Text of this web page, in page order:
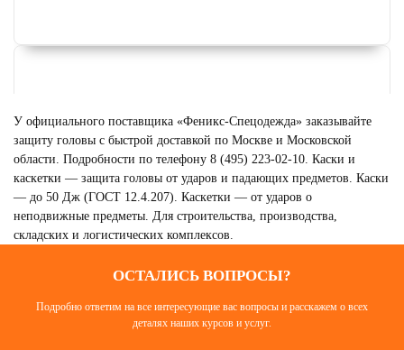
СРЕДСТВА
Смотреть
У официального поставщика «Феникс-Спецодежда» заказывайте
защиту головы с быстрой доставкой по Москве и Московской
области. Подробности по телефону 8 (495) 223-02-10. Каски и
каскетки — защита головы от ударов и падающих предметов. Каски
— до 50 Дж (ГОСТ 12.4.207). Каскетки — от ударов о
неподвижные предметы. Для строительства, производства,
складских и логистических комплексов.
ОСТАЛИСЬ ВОПРОСЫ?
Подробно ответим на все интересующие вас вопросы и расскажем о всех
деталях наших курсов и услуг.